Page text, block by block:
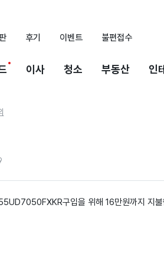
후기 이벤트 불편접수
이사 청소 부동산 인
구입을 위해 16만원까지 지